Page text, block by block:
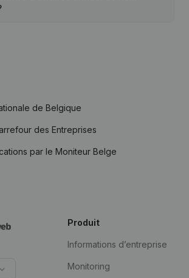
de Belgique
des Entreprises
par le Moniteur Belge
Produit
Informations d’entreprise
Monitoring